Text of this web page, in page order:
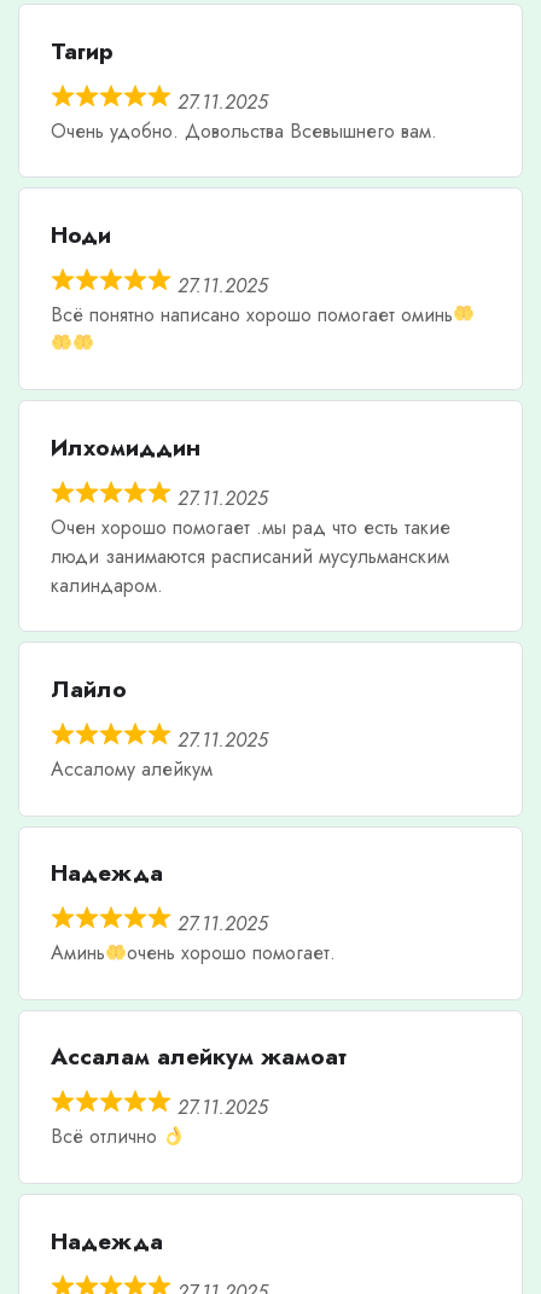
Тагир
27.11.2025
Очень удобно. Довольства Всевышнего вам.
Ноди
27.11.2025
Всë понятно написано хорошо помогает оминь
Илхомиддин
27.11.2025
Очен хорошо помогает .мы рад что есть такие
люди занимаются расписаний мусульманским
калиндаром.
Лайло
27.11.2025
Ассалому алейкум
Надежда
27.11.2025
Аминь
очень хорошо помогает.
Ассалам алейкум жамоат
27.11.2025
Всё отлично
Надежда